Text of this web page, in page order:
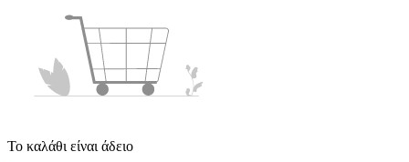
Το καλάθι είναι άδειο